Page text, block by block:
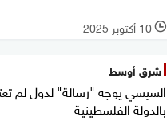
l 10 أكتوبر 2025
شرق أوسط
السيسي يوجه "رسالة" لدول لم
بالدولة الفلسطينية